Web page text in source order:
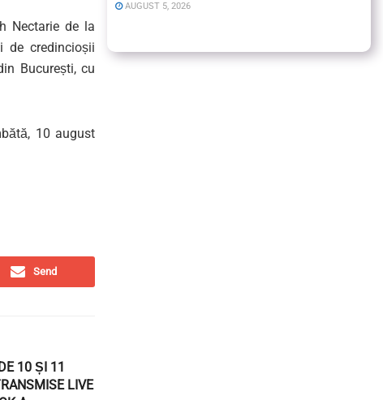
Nectarie de la
de credincioșii
București, cu
, 10 august
Send
10 ȘI 11
LIVE
AUGUST 5, 2026